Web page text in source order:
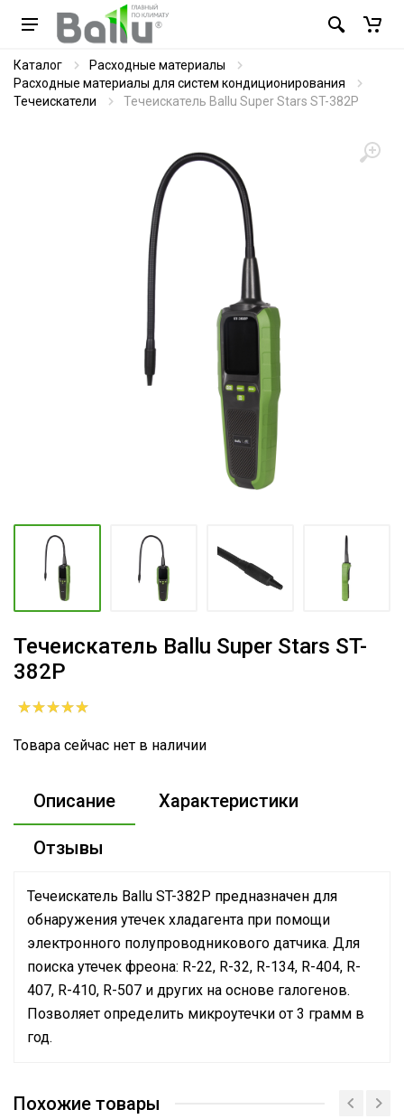
Каталог
Расходные материалы
Расходные материалы для систем кондиционирования
Течеискатели
Течеискатель Ballu Super Stars ST-382P
Течеискатель Ballu Super Stars ST-
382P
Товара сейчас нет в наличии
Описание Характеристики
Отзывы
Течеискатель Ballu ST-382P предназначен для
обнаружения утечек хладагента при помощи
электронного полупроводникового датчика. Для
поиска утечек фреона: R-22, R-32, R-134, R-404, R-
407, R-410, R-507 и других на основе галогенов.
Позволяет определить микроутечки от 3 грамм в
год.
упаковкой
0.8
Похожие товары